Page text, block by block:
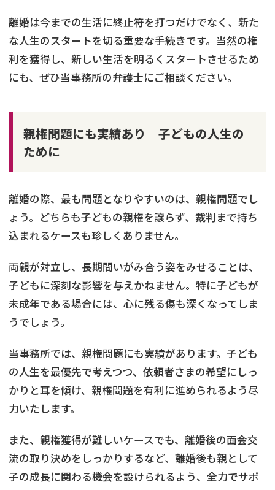
離婚は今までの生活に終止符を打つだけでなく、新た
な人生のスタートを切る重要な手続きです。当然の権
利を獲得し、新しい生活を明るくスタートさせるため
にも、ぜひ当事務所の弁護士にご相談ください。
親権問題にも実績あり｜子どもの人生の
ために
離婚の際、最も問題となりやすいのは、親権問題でし
ょう。どちらも子どもの親権を譲らず、裁判まで持ち
込まれるケースも珍しくありません。
両親が対立し、長期間いがみ合う姿をみせることは、
子どもに深刻な影響を与えかねません。特に子どもが
未成年である場合には、心に残る傷も深くなってしま
うでしょう。
当事務所では、親権問題にも実績があります。子ども
の人生を最優先で考えつつ、依頼者さまの希望にしっ
かりと耳を傾け、親権問題を有利に進められるよう尽
力いたします。
また、親権獲得が難しいケースでも、離婚後の面会交
流の取り決めをしっかりするなど、離婚後も親として
子の成長に関わる機会を設けられるよう、全力でサポ